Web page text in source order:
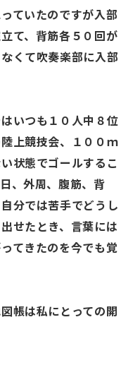
ていたのですが入部
て、背筋各５０回が
くて吹奏楽部に入部
いつも１０人中８位
上競技会、１００ｍ
状態でゴールするこ
、外周、腹筋、背
分では苦手でどうし
せたとき、言葉には
てきたのを今でも覚
帳は私にとっての開